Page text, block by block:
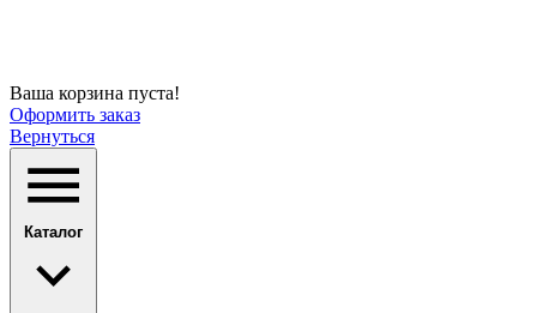
Ваша корзина пуста!
Оформить заказ
Вернуться
Каталог